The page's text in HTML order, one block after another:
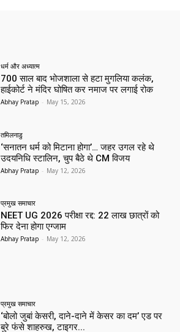
धर्म और अध्यात्म
700 साल बाद भोजशाला से हटा मुगलिया कलंक,
हाईकोर्ट ने मंदिर घोषित कर नमाज पर लगाई रोक
Abhay Pratap - May 15, 2026
तमिलनाडु
‘सनातन धर्म को मिटाना होगा’… जहर उगल रहे थे
उदयनिधि स्टालिन, चुप बैठे थे CM विजय
Abhay Pratap - May 12, 2026
प्रमुख समाचार‎
NEET UG 2026 परीक्षा रद्द: 22 लाख छात्रों को
फिर देना होगा एग्जाम
Abhay Pratap - May 12, 2026
प्रमुख समाचार‎
‘बोलो जुबां केसरी, दाने-दाने में केसर का दम’ एड पर
बुरे फंसे शाहरुख, टाइगर...